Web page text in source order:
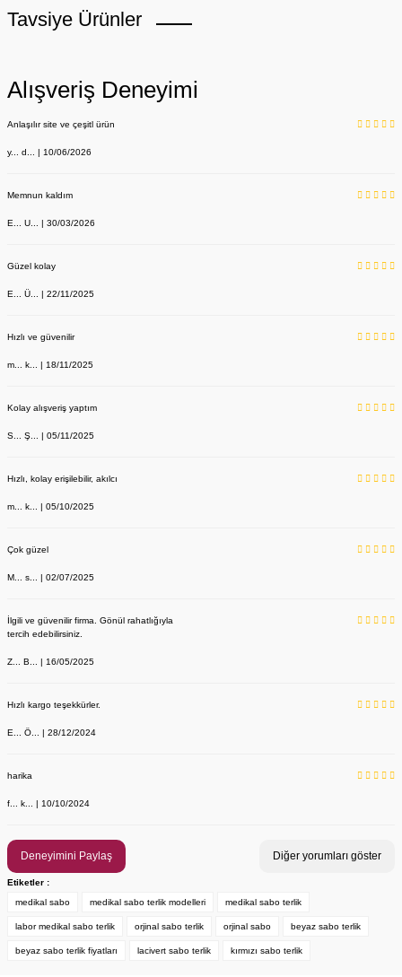
Tavsiye Ürünler
890,00 TL
Alışveriş Deneyimi
Anlaşılır site ve çeşitl ürün
y... d... | 10/06/2026
Memnun kaldım
E... U... | 30/03/2026
Güzel kolay
E... Ü... | 22/11/2025
Hızlı ve güvenilir
m... k... | 18/11/2025
Kolay alışveriş yaptım
S... Ş... | 05/11/2025
Hızlı, kolay erişilebilir, akılcı
m... k... | 05/10/2025
Çok güzel
M... s... | 02/07/2025
İlgili ve güvenilir firma. Gönül rahatlığıyla
tercih edebilirsiniz.
Z... B... | 16/05/2025
Hızlı kargo teşekkürler.
E... Ö... | 28/12/2024
harika
f... k... | 10/10/2024
Deneyimini Paylaş Diğer yorumları göster
Etiketler :
medikal sabo
medikal sabo terlik modelleri medikal sabo terlik
labor medikal sabo terlik orjinal sabo terlik orjinal sabo beyaz sabo terlik
beyaz sabo terlik fiyatları lacivert sabo terlik kırmızı sabo terlik